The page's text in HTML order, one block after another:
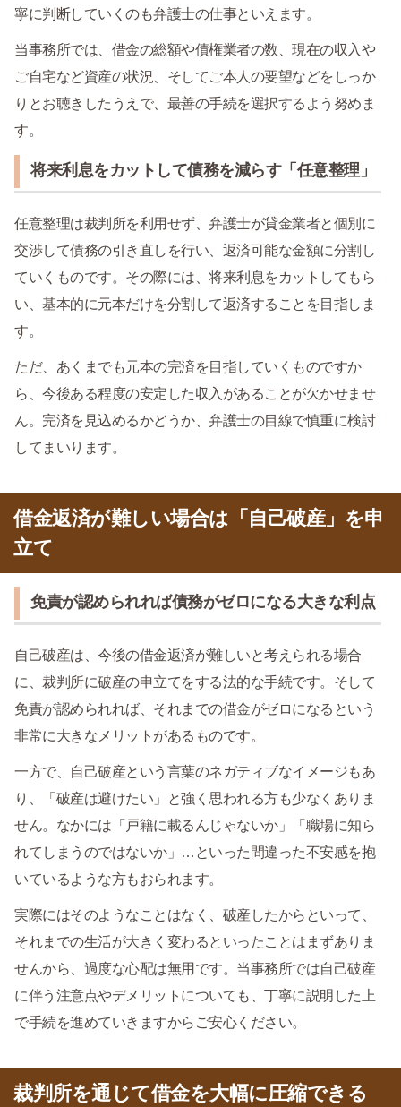
寧に判断していくのも弁護士の仕事といえます。
当事務所では、借金の総額や債権業者の数、現在の収入や
ご自宅など資産の状況、そしてご本人の要望などをしっか
りとお聴きしたうえで、最善の手続を選択するよう努めま
す。
将来利息をカットして債務を減らす「任意整理」
任意整理は裁判所を利用せず、弁護士が貸金業者と個別に
交渉して債務の引き直しを行い、返済可能な金額に分割し
ていくものです。その際には、将来利息をカットしてもら
い、基本的に元本だけを分割して返済することを目指しま
す。
ただ、あくまでも元本の完済を目指していくものですか
ら、今後ある程度の安定した収入があることが欠かせませ
ん。完済を見込めるかどうか、弁護士の目線で慎重に検討
してまいります。
借金返済が難しい場合は「自己破産」を申
立て
免責が認められれば債務がゼロになる大きな利点
自己破産は、今後の借金返済が難しいと考えられる場合
に、裁判所に破産の申立てをする法的な手続です。そして
免責が認められれば、それまでの借金がゼロになるという
非常に大きなメリットがあるものです。
一方で、自己破産という言葉のネガティブなイメージもあ
り、「破産は避けたい」と強く思われる方も少なくありま
せん。なかには「戸籍に載るんじゃないか」「職場に知ら
れてしまうのではないか」…といった間違った不安感を抱
いているような方もおられます。
実際にはそのようなことはなく、破産したからといって、
それまでの生活が大きく変わるといったことはまずありま
せんから、過度な心配は無用です。当事務所では自己破産
に伴う注意点やデメリットについても、丁寧に説明した上
で手続を進めていきますからご安心ください。
裁判所を通じて借金を大幅に圧縮できる